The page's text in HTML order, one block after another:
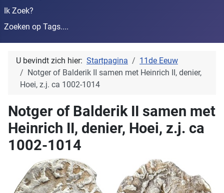
Ik Zoek?
Zoeken op Tags....
U bevindt zich hier: Startpagina
11de Eeuw
Notger of Balderik II samen met Heinrich II, denier,
Hoei, z.j. ca 1002-1014
Notger of Balderik II samen met
Heinrich II, denier, Hoei, z.j. ca
1002-1014